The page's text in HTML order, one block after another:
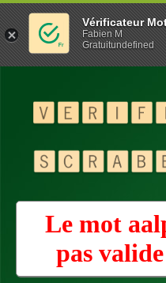
Le mot
pas
Vérificateur
Fabien M
Gratuitundefined